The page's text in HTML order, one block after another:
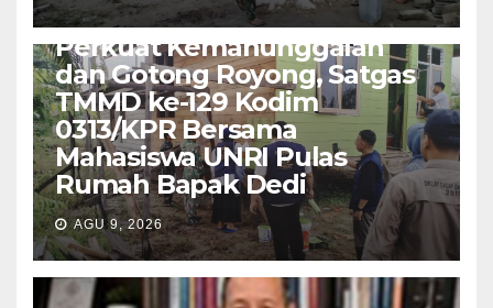
TNI-POLRI
Perkuat Kemanunggalan
dan Gotong Royong, Satgas
TMMD ke-129 Kodim
0313/KPR Bersama
Mahasiswa UNRI Pulas
Rumah Bapak Dedi
AGU 9, 2026